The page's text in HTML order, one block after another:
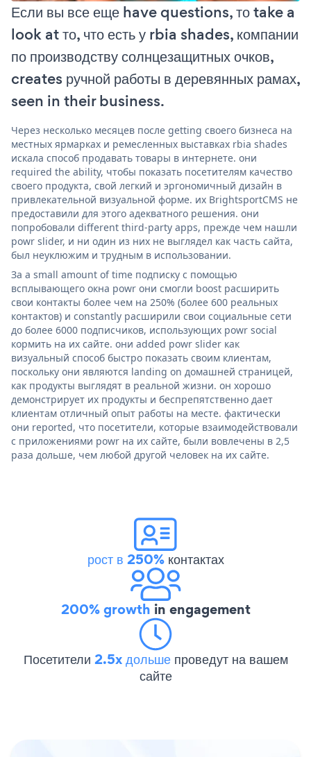
Если вы все еще have questions, то take a
look at то, что есть у rbia shades, компании
по производству солнцезащитных очков,
creates ручной работы в деревянных рамах,
seen in their business.
Через несколько месяцев после getting своего бизнеса на
местных ярмарках и ремесленных выставках rbia shades
искала способ продавать товары в интернете. они
required the ability, чтобы показать посетителям качество
своего продукта, свой легкий и эргономичный дизайн в
привлекательной визуальной форме. их BrightsportCMS не
предоставили для этого адекватного решения. они
попробовали different third-party apps, прежде чем нашли
powr slider, и ни один из них не выглядел как часть сайта,
был неуклюжим и трудным в использовании.
За a small amount of time подписку с помощью
всплывающего окна powr они смогли boost расширить
свои контакты более чем на 250% (более 600 реальных
контактов) и constantly расширили свои социальные сети
до более 6000 подписчиков, использующих powr social
кормить на их сайте. они added powr slider как
визуальный способ быстро показать своим клиентам,
поскольку они являются landing on домашней страницей,
как продукты выглядят в реальной жизни. он хорошо
демонстрирует их продукты и беспрепятственно дает
клиентам отличный опыт работы на месте. фактически
они reported, что посетители, которые взаимодействовали
с приложениями powr на их сайте, были вовлечены в 2,5
раза дольше, чем любой другой человек на их сайте.
рост в 250%контактах
200% growth in engagement
Посетители 2.5x дольше проведут на вашем
сайте